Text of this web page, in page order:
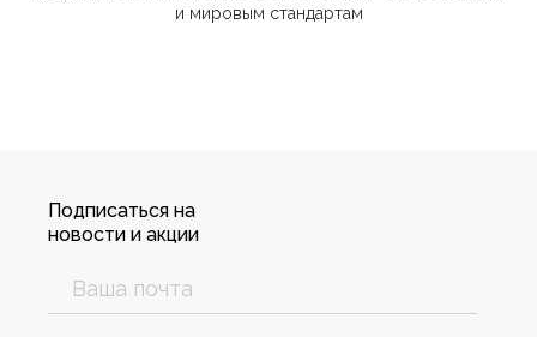
и мировым стандартам
Подписаться на
новости и акции